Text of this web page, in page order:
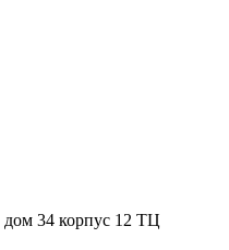
дом 34 корпус 12 ТЦ